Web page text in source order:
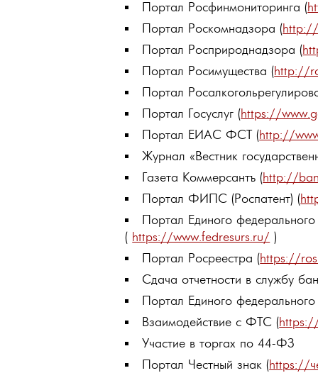
Портал Росфинмониторинга (
Портал Роскомнадзора (
Портал Росприроднадзора (
Портал Росимущества (http://
Портал
Портал Госуслуг (https://
Портал ЕИАС ФСТ (http://
Журнал «Вестник
Газета Коммерсантъ (http://
Портал ФИПС (Роспатент) (
Портал Единого
( https://www.fedresurs.ru/ )
Портал Росреестра (https://
Сдача отчетности в службу
Портал Единого
Взаимодействие с ФТС (
Участие в торгах по 44-ФЗ
Портал Честный знак (https://